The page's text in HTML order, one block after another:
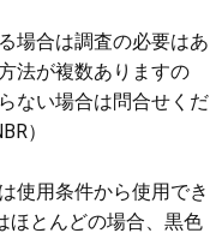
場合は調査の必要はあ
法が複数ありますの
ない場合は問合せくだ
）
使用条件から使用でき
ほとんどの場合、黒色